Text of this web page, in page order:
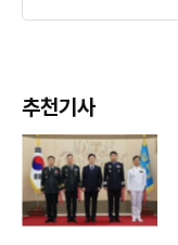
추천기사